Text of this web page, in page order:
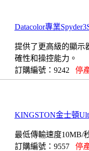
Datacolor專業
提供了更高級的顯示
確性和操控能力。
訂購編號：9242 停
KINGSTON金士頓
最低傳輸速度10MB/
訂購編號：9557 停